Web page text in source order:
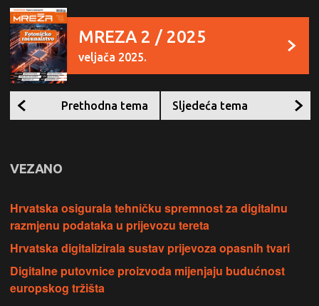
MREZA 2 / 2025
veljača 2025.
Prethodna tema Sljedeća tema
VEZANO
Hrvatska osigurala tehničku spremnost za digitalnu
razmjenu podataka u prijevozu tereta
Hrvatska digitalizirala sustav prijevoza opasnih tvari
Digitalne putovnice proizvoda mijenjaju budućnost
europskog tržišta